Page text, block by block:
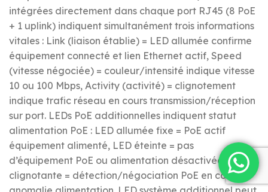
intégrées directement dans chaque port RJ45 (8 PoE
+ 1 uplink) indiquent simultanément trois informations
vitales : Link (liaison établie) = LED allumée confirme
équipement connecté et lien Ethernet actif, Speed
(vitesse négociée) = couleur/intensité indique vitesse
10 ou 100 Mbps, Activity (activité) = clignotement
indique trafic réseau en cours transmission/réception
sur port. LEDs PoE additionnelles indiquent statut
alimentation PoE : LED allumée fixe = PoE actif
équipement alimenté, LED éteinte = pas
d’équipement PoE ou alimentation désactivée, LED
clignotante = détection/négociation PoE en cours ou